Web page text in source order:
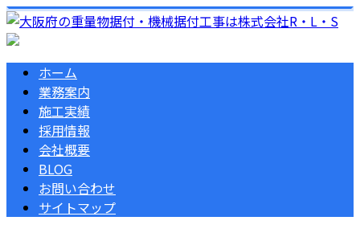
ホーム
業務案内
施工実績
採用情報
会社概要
BLOG
お問い合わせ
サイトマップ